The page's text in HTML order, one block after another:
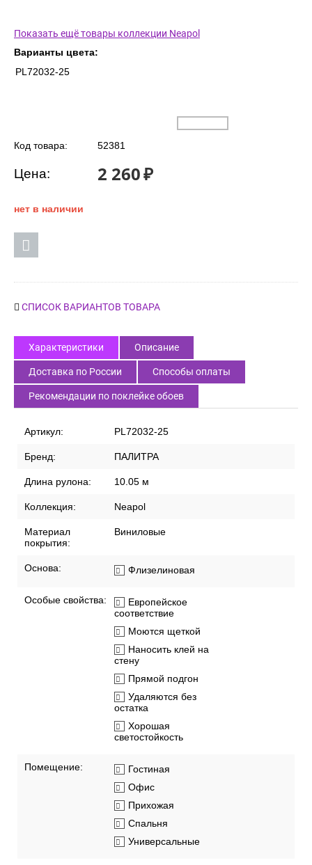
Показать ещё товары коллекции Neapol
Варианты цвета:
PL72032-25
Код товара: 52381
Цена: 2 260₽
нет в наличии
СПИСОК ВАРИАНТОВ ТОВАРА
Характеристики Описание
Доставка по России Способы оплаты
Рекомендации по поклейке обоев
Артикул: PL72032-25
Бренд: ПАЛИТРА
Длина рулона: 10.05 м
Коллекция: Neapol
Материал
покрытия:
Виниловые
Основа: Флизелиновая
Особые свойства:
Европейское
соответствие
Моются щеткой
Наносить клей на
стену
Прямой подгон
Удаляются без
остатка
Хорошая
светостойкость
Помещение:
Гостиная
Офис
Прихожая
Спальня
Универсальные